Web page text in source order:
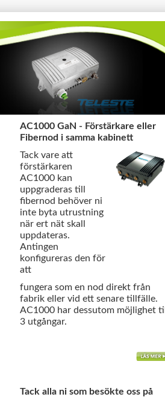
AC1000 GaN - Förstärkare eller
Fibernod i samma kabinett
Tack vare att
förstärkaren
AC1000 kan
uppgraderas till
fibernod behöver ni
inte byta utrustning
när ert nät skall
uppdateras.
Antingen
konfigureras den för
att
fungera som en nod direkt från
fabrik eller vid ett senare tillfälle.
AC1000 har dessutom möjlighet till
3 utgångar.
Tack alla ni som besökte oss på